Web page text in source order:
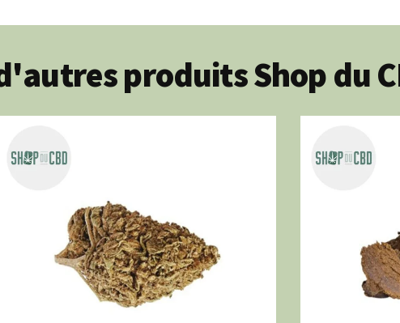
produits Shop du